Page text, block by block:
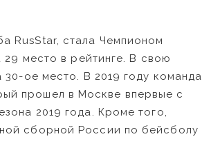
RusStar, стала Чемпионом
29 место в рейтинге. В свою
30-ое место. В 2019 году команда
прошел в Москве впервые с
2019 года. Кроме того,
сборной России по бейсболу